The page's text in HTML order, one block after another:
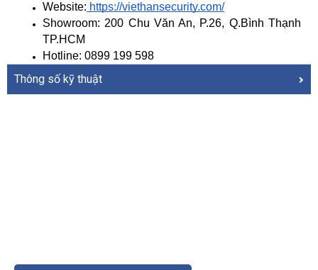
Website: https://viethansecurity.com/
Showroom: 200 Chu Văn An, P.26, Q.Bình Thạnh
TP.HCM
Hotline: 0899 199 598
Thông số kỹ thuật